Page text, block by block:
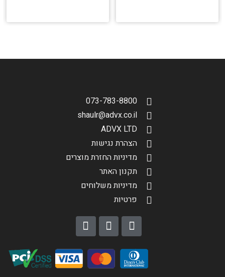
073-783-8800
shaulr@advx.co.il
ADVX LTD
הצהרת נגישות
מדיניות החזרת מוצרים
תקנון האתר
מדיניות משלוחים
פרטיות